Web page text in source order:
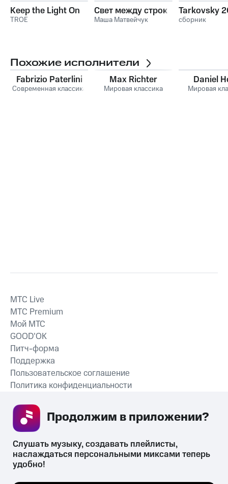
Keep the Light On
TROE
Свет между строк
Маша Матвейчук
Tarkovsky
сборник
Похожие исполнители
Fabrizio Paterlini
Современная классика
Max Richter
Мировая классика
Daniel
Мировая
СКАЧАТЬ ПРИЛОЖЕНИЕ
MTС Live
MTС Premium
Мой МТС
GOOD’OK
Питч-форма
Поддержка
Пользовательское соглашение
Политика конфиденциальности
Слушать музыку, создавать плейлисты,
наслаждаться персональными миксами теперь
удобно!